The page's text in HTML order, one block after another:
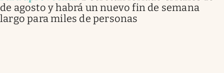
de agosto y habrá un nuevo fin de semana
largo para miles de personas